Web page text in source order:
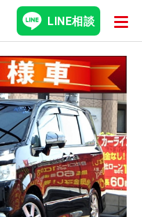
LINE相談